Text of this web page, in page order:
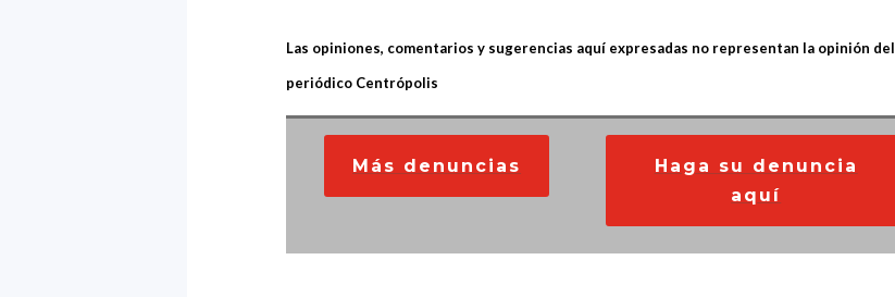
Las opiniones, comentarios y sugerencias aquí expresadas no representan la opinión del
periódico Centrópolis
Más denuncias
Haga su denuncia
aquí